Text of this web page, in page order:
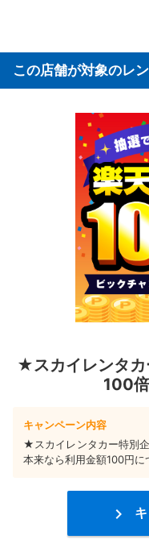
この店舗が対象のレ
★スカイレンタ
100
キャンペーン内容
★スカイレンタカー特別
本来なら利用金額100円
